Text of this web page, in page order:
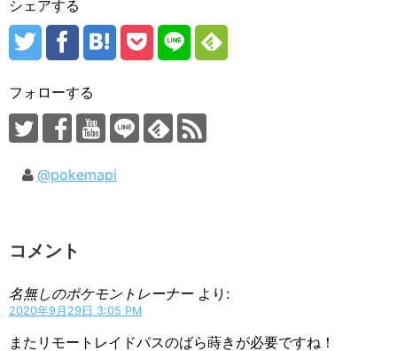
シェアする
フォローする
@pokemapi
コメント
名無しのポケモントレーナー より:
2020年9月29日 3:05 PM
またリモートレイドパスのばら蒔きが必要ですね！